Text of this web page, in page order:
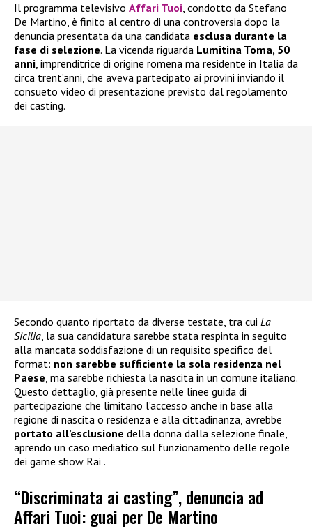
Il programma televisivo Affari Tuoi, condotto da Stefano
De Martino, è finito al centro di una controversia dopo la
denuncia presentata da una candidata esclusa durante la
fase di selezione. La vicenda riguarda Lumitina Toma, 50
anni, imprenditrice di origine romena ma residente in Italia da
circa trent’anni, che aveva partecipato ai provini inviando il
consueto video di presentazione previsto dal regolamento
dei casting.
Secondo quanto riportato da diverse testate, tra cui La
Sicilia, la sua candidatura sarebbe stata respinta in seguito
alla mancata soddisfazione di un requisito specifico del
format: non sarebbe sufficiente la sola residenza nel
Paese, ma sarebbe richiesta la nascita in un comune italiano.
Questo dettaglio, già presente nelle linee guida di
partecipazione che limitano l’accesso anche in base alla
regione di nascita o residenza e alla cittadinanza, avrebbe
portato all’esclusione della donna dalla selezione finale,
aprendo un caso mediatico sul funzionamento delle regole
dei game show Rai .
“Discriminata ai casting”, denuncia ad
Affari Tuoi: guai per De Martino